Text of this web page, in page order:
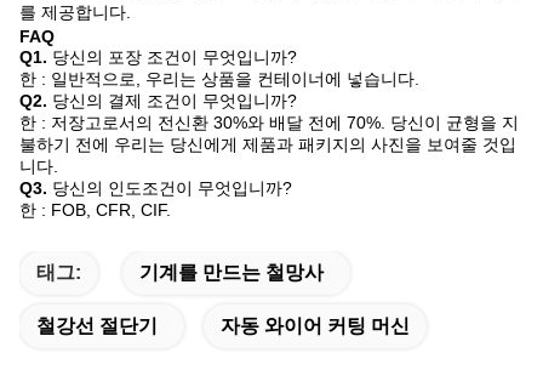
를 제공합니다.
FAQ
Q1. 당신의 포장 조건이 무엇입니까?
한 : 일반적으로, 우리는 상품을 컨테이너에 넣습니다.
Q2. 당신의 결제 조건이 무엇입니까?
한 : 저장고로서의 전신환 30%와 배달 전에 70%. 당신이 균형을 지
불하기 전에 우리는 당신에게 제품과 패키지의 사진을 보여줄 것입
니다.
Q3. 당신의 인도조건이 무엇입니까?
한 : FOB, CFR, CIF.
태그: 기계를 만드는 철망사
철강선 절단기 자동 와이어 커팅 머신